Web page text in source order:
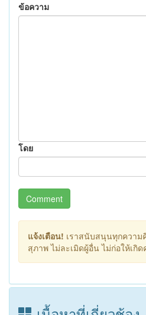
ข้อความ
โดย
Comment
แจ้งเตือน! เราสนับสนุนทุกความ
สุภาพ ไม่ละเมิดผู้อื่น ไม่ก่อให้เกิ